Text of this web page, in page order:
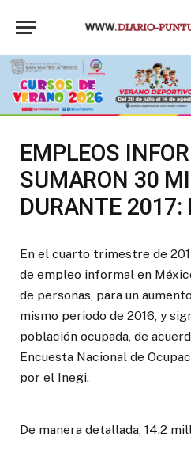
EMPLEOS
SUMARON 30
DURANTE 2017:
En el cuarto trimestre de
de empleo informal en
de personas, para un
mismo periodo de 2016, y
población ocupada, de
Encuesta Nacional de
por el Inegi.
De manera detallada, 14.2